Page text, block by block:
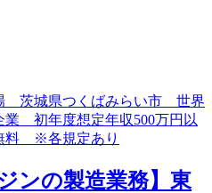
ンの製造業務】東